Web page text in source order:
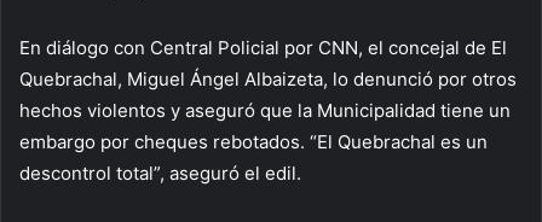
En diálogo con Central Policial por CNN, el concejal de El
Quebrachal, Miguel Ángel Albaizeta, lo denunció por otros
hechos violentos y aseguró que la Municipalidad tiene un
embargo por cheques rebotados. “El Quebrachal es un
descontrol total”, aseguró el edil.